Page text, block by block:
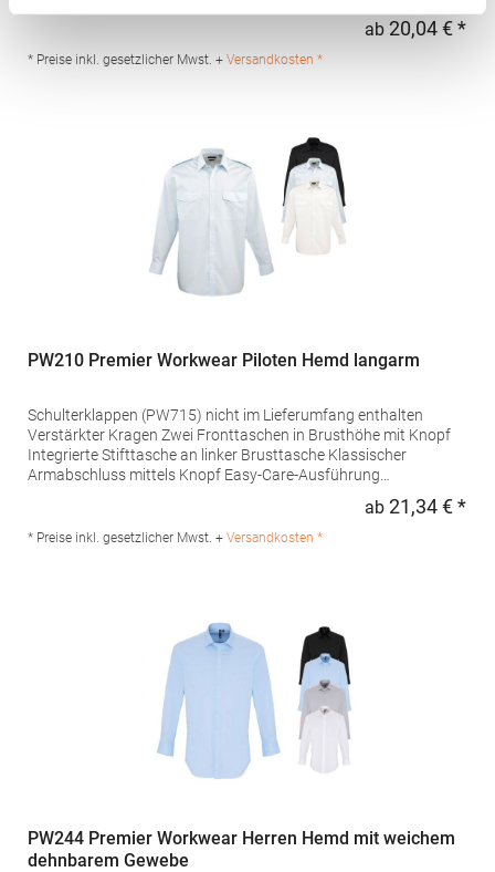
65% Polyester / 35% BaumwolleAngaben zur
Produktsicherheit: Herst.-Nr.: PR212Hersteller: Premier Clothing
Ltd President Kennedylaan 19 Office 3.39 2517JK Gravenhage
ab 20,04 € *
* Preise inkl. gesetzlicher Mwst. + Versandkosten *
PW210 Premier Workwear Piloten Hemd langarm
Schulterklappen (PW715) nicht im Lieferumfang enthalten
Verstärkter Kragen Zwei Fronttaschen in Brusthöhe mit Knopf
Integrierte Stifttasche an linker Brusttasche Klassischer
Armabschluss mittels Knopf Easy-Care-Ausführung
Produktsicherheit: Herst.-Nr.: PR210Hersteller: Premier Clothing
ab 21,34 € *
* Preise inkl. gesetzlicher Mwst. + Versandkosten *
PW244 Premier Workwear Herren Hemd mit weichem
dehnbarem Gewebe